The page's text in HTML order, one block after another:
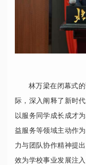
林万梁在闭幕式
际，深入阐释了新时
以服务同学成长成才
益服务等领域主动作
力与团队协作精神提
效为学校事业发展注